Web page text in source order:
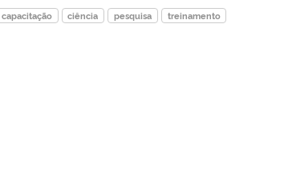
capacitação ciência pesquisa treinamento